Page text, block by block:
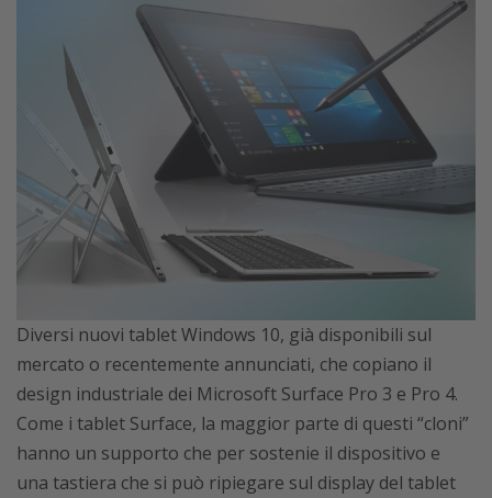
Diversi nuovi tablet Windows 10, già disponibili sul
mercato o recentemente annunciati, che copiano il
design industriale dei Microsoft Surface Pro 3 e Pro 4.
Come i tablet Surface, la maggior parte di questi “cloni”
hanno un supporto che per sostenie il dispositivo e
una tastiera che si può ripiegare sul display del tablet